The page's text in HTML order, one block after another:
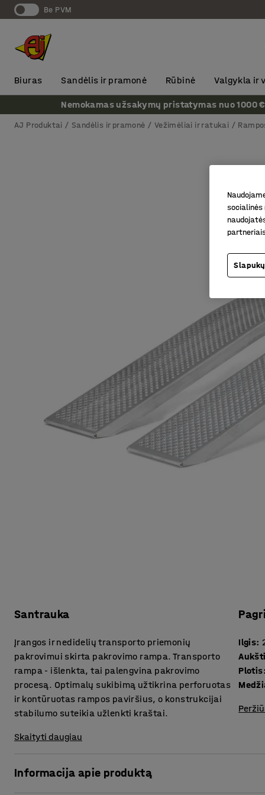
Be PVM
Biuras Sandėlis ir pramonė Rūbinė Valgykla ir
Nemokamas užsakymų pristatymas nuo 1000
AJ Produktai Sandėlis ir pramonė Vežimėliai ir ratukai
Santrauka
Įrangos ir nedidelių transporto priemonių
pakrovimui skirta pakrovimo rampa. Transporto
rampa - išlenkta, tai palengvina pakrovimo
procesą. Optimalų sukibimą užtikrina perforuotas
ir kontūruotas rampos paviršius, o konstrukcijai
stabilumo suteikia užlenkti kraštai.
Skaityti daugiau
Ilgis:
Plotis:
Informacija apie produktą
socialinės